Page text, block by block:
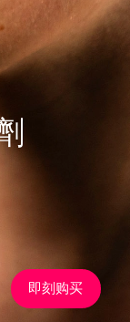
即刻购买
Gel
.
Scalp
Set
PAP gel
Gel
送达日期 8/12/26
送达日期 8/11/26
送达日期
送达日期
送达日期8/15/26
计送达日期8/11/26